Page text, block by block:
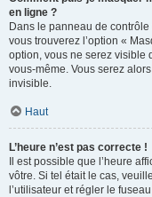
en ligne ?
Dans le panneau de
vous trouverez l’option «
option, vous ne serez visible
vous-même. Vous serez
invisible.
Haut
L’heure n’est pas correcte !
Il est possible que l’heure
vôtre. Si tel était le cas,
l’utilisateur et régler le